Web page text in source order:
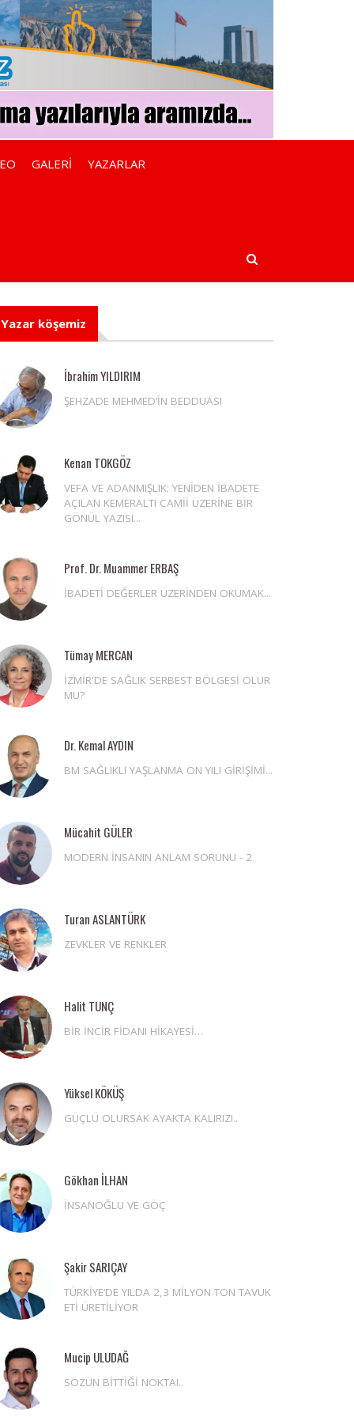
GALERİ YAZARLAR
Yazar köşemiz
İbrahim YILDIRIM
ŞEHZADE MEHMED’İN BEDDUASI
Kenan TOKGÖZ
VEFA VE ADANMIŞLIK: YENİDEN İBADETE
AÇILAN KEMERALTI CAMİİ ÜZERİNE BİR
GÖNÜL YAZISI...
Prof. Dr. Muammer ERBAŞ
İBADETİ DEĞERLER ÜZERİNDEN OKUMAK...
Tümay MERCAN
İZMİR'DE SAĞLIK SERBEST BÖLGESİ OLUR
MU?
Dr. Kemal AYDIN
BM SAĞLIKLI YAŞLANMA ON YILI GİRİŞİMİ...
Mücahit GÜLER
MODERN İNSANIN ANLAM SORUNU - 2
Turan ASLANTÜRK
ZEVKLER VE RENKLER
Halit TUNÇ
BİR İNCİR FİDANI HİKAYESİ…
Yüksel KÖKÜŞ
GÜÇLÜ OLURSAK AYAKTA KALIRIZ!..
Gökhan İLHAN
İNSANOĞLU VE GÖÇ
Şakir SARIÇAY
TÜRKİYE’DE YILDA 2,3 MİLYON TON TAVUK
ETİ ÜRETİLİYOR
Mucip ULUDAĞ
SÖZÜN BİTTİĞİ NOKTA!..